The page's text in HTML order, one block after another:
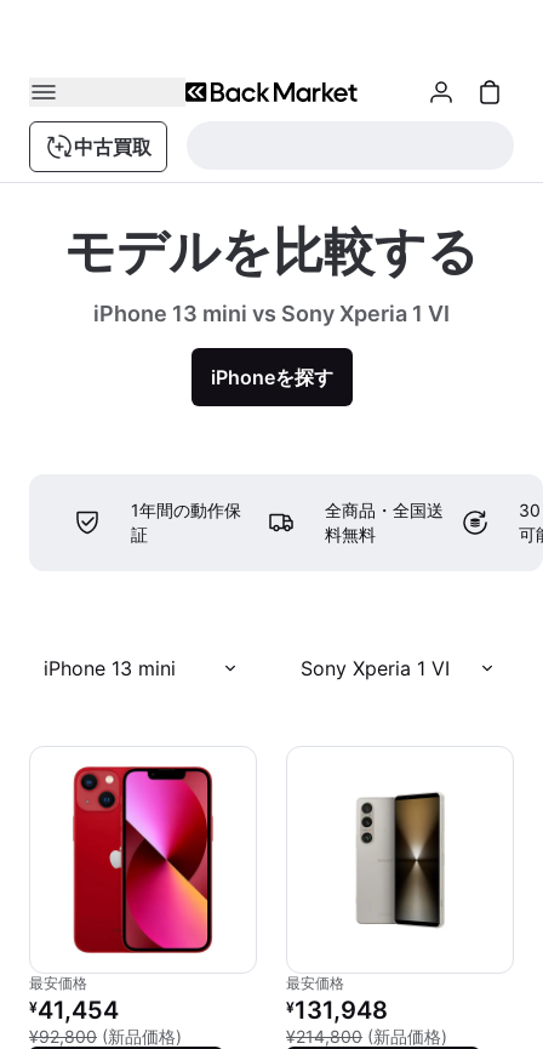
中古買取
モデルを比較する
iPhone 13 mini vs Sony Xperia 1 VI
iPhoneを探す
1年間の動作保
証
全商品・全国送
料無料
30
可
iPhone 13 mini Sony Xperia 1 VI
最安価格
リファービッシュ品の価格：
¥41,454
¥92,800 (新品価格) 新品との比較：¥92,800
最安価格
リファービッシュ品の価格：
¥131,948
¥214,800 (新品価格)